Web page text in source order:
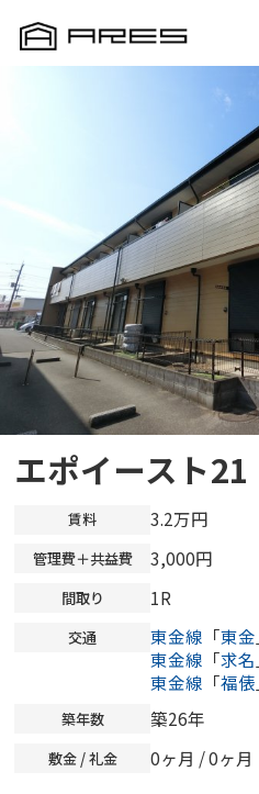
エポイースト21
賃料 3.2万円
管理費＋共益費 3,000円
間取り 1R
交通 東金線 「東金
東金線 「求名
東金線 「福俵
築年数 築26年
敷金 / 礼金 0ヶ月 /0ヶ月